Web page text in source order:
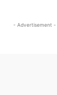
- Advertisement -